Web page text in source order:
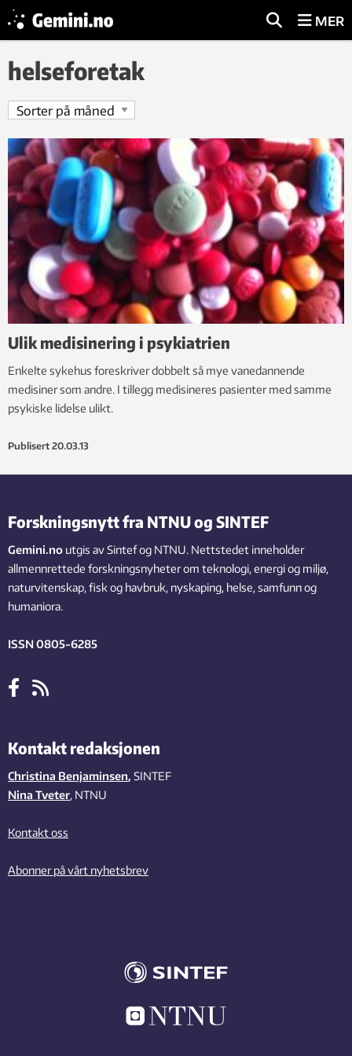
MER
helseforetak
Ulik medisinering i psykiatrien
Enkelte sykehus foreskriver dobbelt så mye vanedannende
medisiner som andre. I tillegg medisineres pasienter med samme
psykiske lidelse ulikt.
Publisert 20.03.13
Forskningsnytt fra NTNU og SINTEF
Gemini.no utgis av Sintef og NTNU. Nettstedet inneholder
allmennrettede forskningsnyheter om teknologi, energi og miljø,
naturvitenskap, fisk og havbruk, nyskaping, helse, samfunn og
humaniora.
ISSN 0805-6285
Kontakt redaksjonen
Christina Benjaminsen, SINTEF
Nina Tveter, NTNU
Kontakt oss
Abonner på vårt nyhetsbrev